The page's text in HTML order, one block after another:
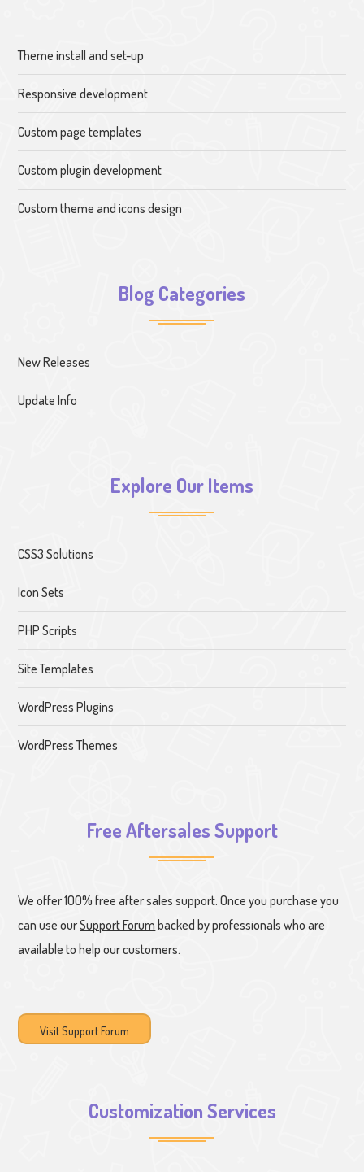
Theme install and set-up
Responsive development
Custom page templates
Custom plugin development
Custom theme and icons design
Blog Categories
New Releases
Update Info
Explore Our Items
CSS3 Solutions
Icon Sets
PHP Scripts
Site Templates
WordPress Plugins
WordPress Themes
Free Aftersales Support
We offer 100% free after sales support. Once you purchase you
can use ourSupport Forum backed by professionals who are
available to help our customers.
Visit Support Forum
Customization Services